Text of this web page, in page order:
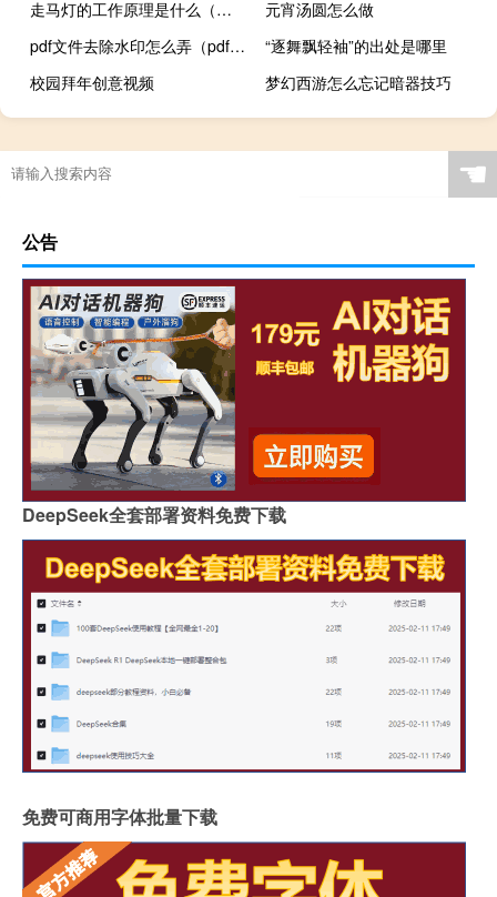
走马灯的工作原理是什么（走马灯的原理是什么）
元宵汤圆怎么做
pdf文件去除水印怎么弄（pdf文件如何去除水印）
“逐舞飘轻袖”的出处是哪里
校园拜年创意视频
梦幻西游怎么忘记暗器技巧
☚
公告
DeepSeek全套部署资料免费下载
免费可商用字体批量下载